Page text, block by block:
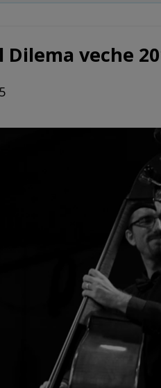
Dilema veche